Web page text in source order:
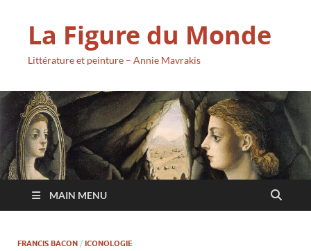
La Figure du Monde
Littérature et peinture – Annie Mavrakis
MAIN MENU
FRANCIS BACON / ICONOLOGIE